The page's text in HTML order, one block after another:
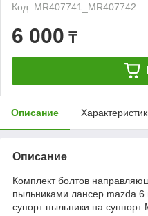
Код: MR407741_MR407742
6 000 ₸
Описание
Описание
Комплект болтов
пыльниками лансер mazda
супорт пыльники на суппорт